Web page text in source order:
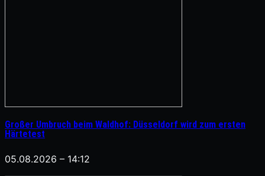
Großer Umbruch beim Waldhof: Düsseldorf wird zum ersten
Härtetest
05.08.2026 – 14:12